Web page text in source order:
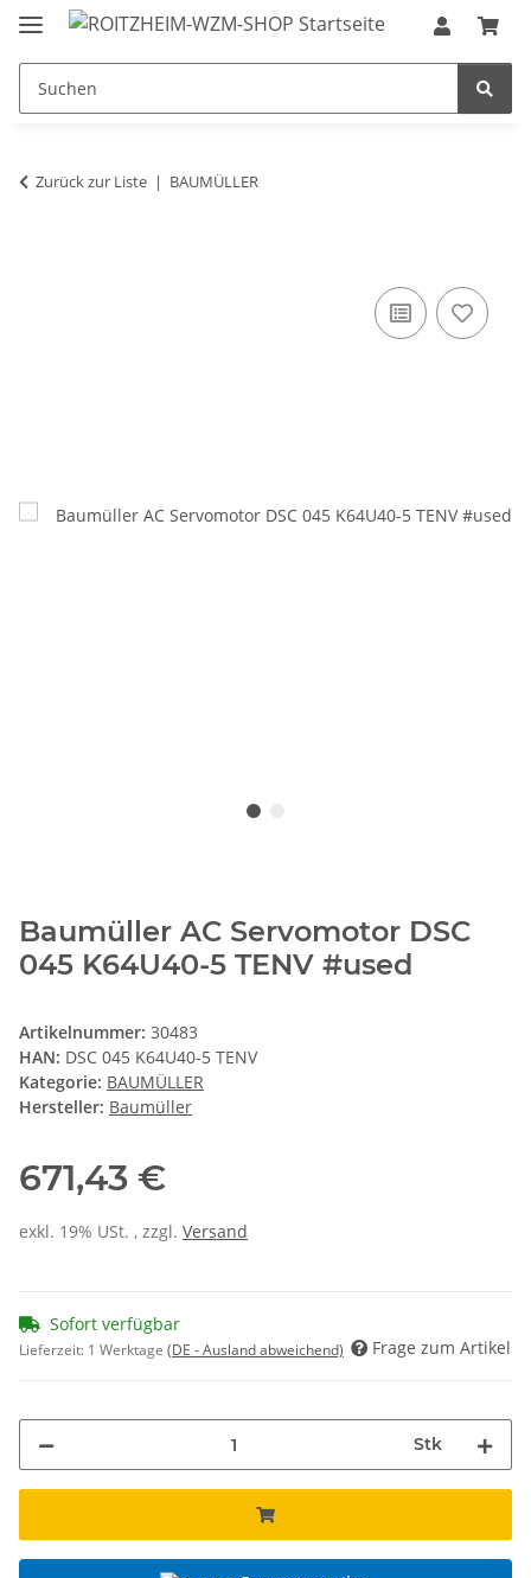
Zurück zur Liste BAUMÜLLER
Baumüller AC Servomotor DSC
045 K64U40-5 TENV #used
Artikelnummer: 30483
HAN: DSC 045 K64U40-5 TENV
Kategorie: BAUMÜLLER
Hersteller: Baumüller
671,43 €
exkl. 19% USt. , zzgl. Versand
Sofort verfügbar
Lieferzeit: 1 Werktage (DE - Ausland abweichend) Frage zum Artikel
Stk